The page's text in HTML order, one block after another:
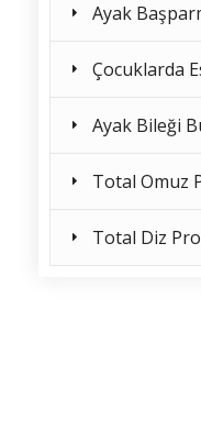
Ayak
Çocuklarda
Ayak Bileği
Total Omuz
Total Diz